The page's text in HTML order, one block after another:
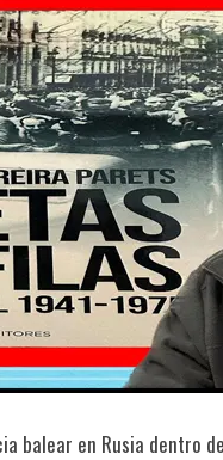
balear en Rusia dentro